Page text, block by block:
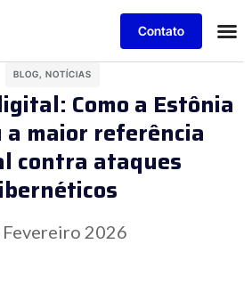
Contato
BLOG, NOTÍCIAS
Como a Estônia
maior referência
contra ataques
Fevereiro 2026